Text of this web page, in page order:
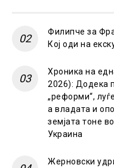
Филипче за
Кој оди на
Хроника на
2026): Додека
„реформи“,
а владата и
земјата тоне
Украина
Жерновски